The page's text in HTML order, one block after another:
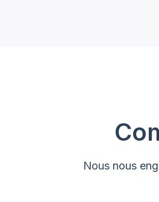
Nous nous